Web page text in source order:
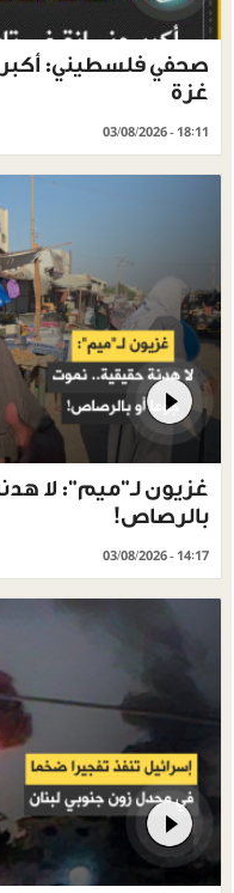
صحفي فلسطيني: أكبر
غزة
03/08/2026 - 18:11
غزيون لـ"ميم": لا
بالرصاص!
03/08/2026 - 14:17